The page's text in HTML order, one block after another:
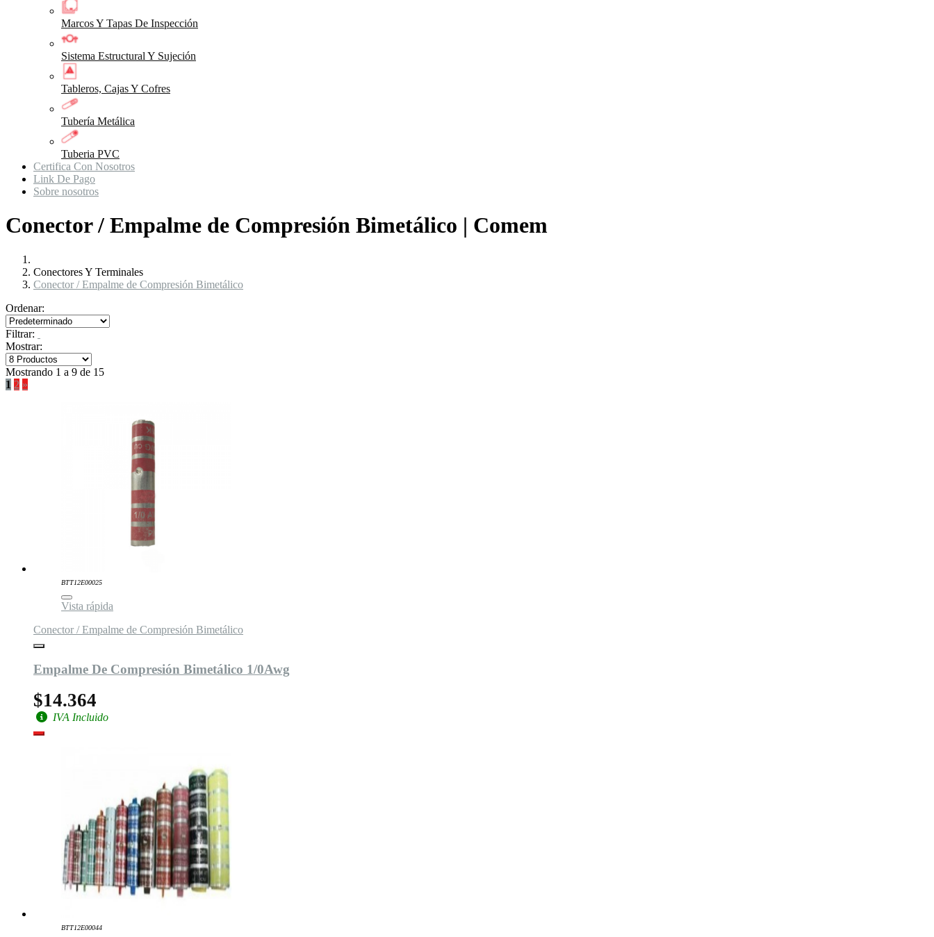
Marcos Y Tapas De Inspección
Sistema Estructural Y Sujeción
Tableros, Cajas Y Cofres
Tubería Metálica
Tuberia PVC
Certifica Con Nosotros
Link De Pago
Sobre nosotros
Conector / Empalme de Compresión Bimetálico | Comem
Conectores Y Terminales
Conector / Empalme de Compresión Bimetálico
Ordenar:
Filtrar:
Mostrar:
Mostrando 1 a 9 de 15
1 2 »
BTT12E00025
Vista rápida
Conector / Empalme de Compresión Bimetálico
Empalme De Compresión Bimetálico 1/0Awg
$14.364
IVA Incluido
BTT12E00044